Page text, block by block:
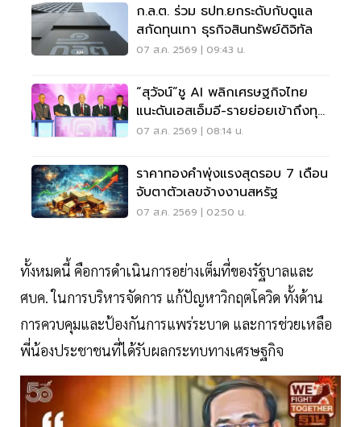
ก.ล.ต. ร่วม ธปท.ยกระดับกับดูแล
สกัดทุนเทา ธุรกิจสินทรัพย์ดิจิทัล
07 ส.ค. 2569 | 09:43 น.
“สุวัจน์”ชู AI พลิกเศรษฐกิจไทย
แนะดันเอสเอ็มอี-รายย่อยเข้าถึงทุน
ฝ่าวิกฤต
07 ส.ค. 2569 | 08:14 น.
ราคาทองคำพุ่งแรงสุดรอบ 7 เดือน
จับตาตัวเลขจ้างงานสหรัฐ
07 ส.ค. 2569 | 02:50 น.
ทั้งหมดนี้ คือการดำเนินการอย่างเต็มที่ของรัฐบาลและ
ศบค. ในการบริหารจัดการ แก้ปัญหาวิกฤตโควิด ทั้งด้าน
การควบคุมและป้องกันการแพร่ระบาด และการช่วยเหลือ
พี่น้องประชาชนที่ได้รับผลกระทบทางเศรษฐกิจ